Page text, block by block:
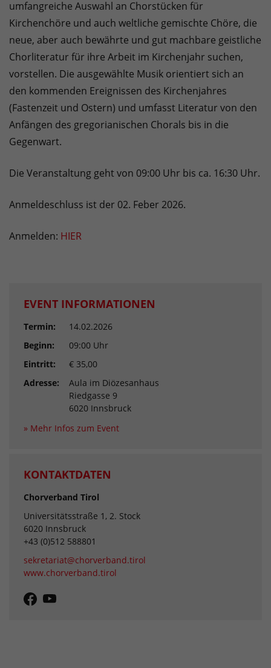
umfangreiche Auswahl an Chorstücken für
Kirchenchöre und auch weltliche gemischte Chöre, die
neue, aber auch bewährte und gut machbare geistliche
Chorliteratur für ihre Arbeit im Kirchenjahr suchen,
vorstellen. Die ausgewählte Musik orientiert sich an
den kommenden Ereignissen des Kirchenjahres
(Fastenzeit und Ostern) und umfasst Literatur von den
Anfängen des gregorianischen Chorals bis in die
Gegenwart.
Die Veranstaltung geht von 09:00 Uhr bis ca. 16:30 Uhr.
Anmeldeschluss ist der 02. Feber 2026.
Anmelden: HIER
EVENT INFORMATIONEN
Termin:
14.02.2026
Beginn:
09:00 Uhr
Eintritt:
€ 35,00
Adresse:
Aula im Diözesanhaus
Riedgasse 9
6020 Innsbruck
» Mehr Infos zum Event
KONTAKTDATEN
Chorverband Tirol
Universitätsstraße 1, 2. Stock
6020 Innsbruck
+43 (0)512 588801
sekretariat@chorverband.tirol
www.chorverband.tirol